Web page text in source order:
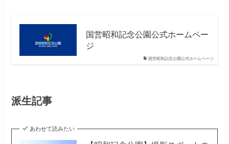
国営昭和記念公園公式ホームページ
国営昭和記念公園公式ホームペー
ジ
派生記事
あわせて読みたい